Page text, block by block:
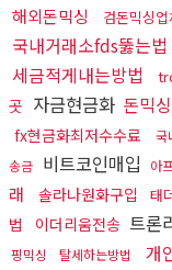
해외돈믹싱 검돈믹싱업
국내거래소fds뚫는법
세금적게내는방법
곳 자금현금화 돈믹싱
fx현금화최저수수료 국
송금 비트코인매입 아
래
솔라나원화구입 태
법
이더리움전송 트론
핑믹싱 탈세하는방법 개